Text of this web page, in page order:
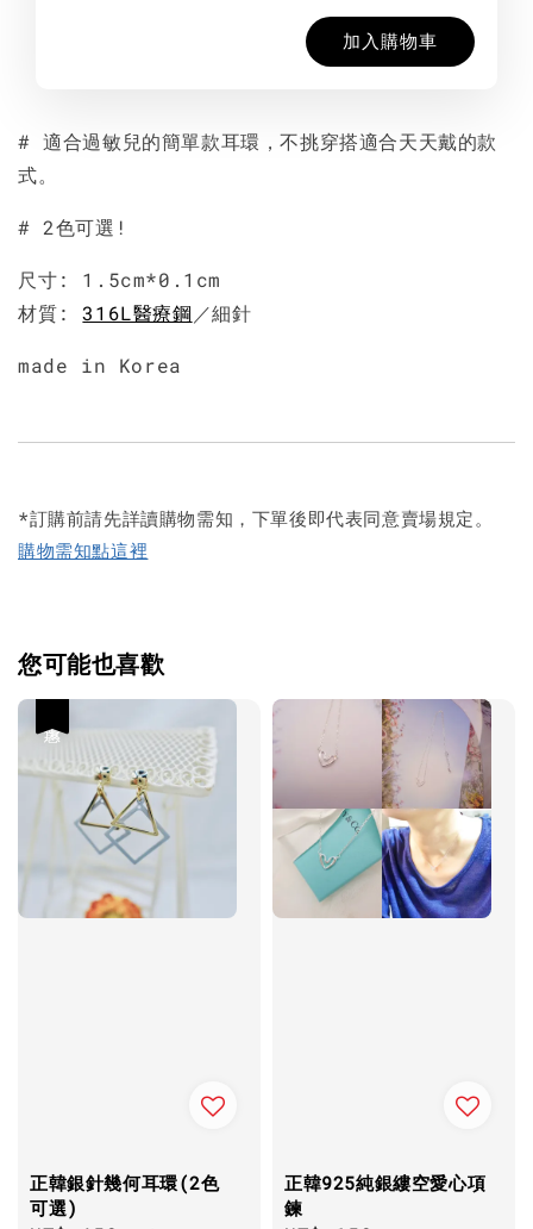
加入購物車
# 適合過敏兒的簡單款耳環，不挑穿搭適合天天戴的款
式。
# 2色可選!
尺寸: 1.5cm*0.1cm
材質:316L醫療鋼 ／細針
made in Korea
*訂購前請先詳讀購物需知，下單後即代表同意賣場規定。
購物需知點這裡
您可能也喜歡
正韓銀針幾何耳環(2色
可選)
正韓925純銀縷空愛心項
鍊